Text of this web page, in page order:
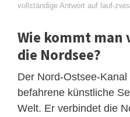
vollständige Antwort auf lauf-
Wie kommt man
die Nordsee?
Der Nord-Ostsee-
befahrene künstliche
Welt. Er verbindet die